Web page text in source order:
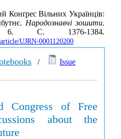
Вільних Українців:
Народознавчі зошити.
1376-1384.
UJRN-0001120200
/
Issue
Congress of Free
about the